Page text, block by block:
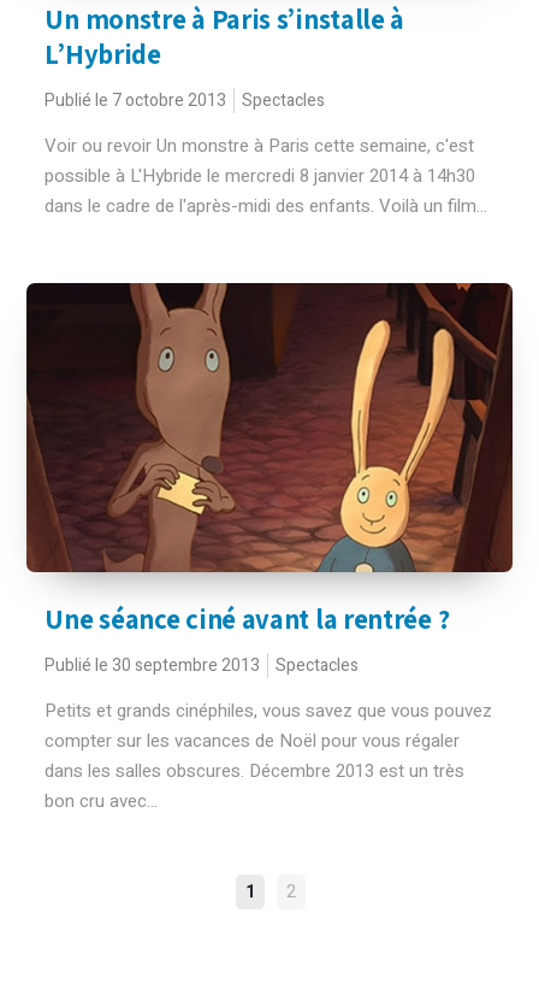
Un monstre à Paris s’installe à
L’Hybride
Publié le 7 octobre 2013 Spectacles
Voir ou revoir Un monstre à Paris cette semaine, c'est
possible à L'Hybride le mercredi 8 janvier 2014 à 14h30
dans le cadre de l'après-midi des enfants. Voilà un film...
Une séance ciné avant la rentrée ?
Publié le 30 septembre 2013 Spectacles
Petits et grands cinéphiles, vous savez que vous pouvez
compter sur les vacances de Noël pour vous régaler
dans les salles obscures. Décembre 2013 est un très
bon cru avec...
1 2